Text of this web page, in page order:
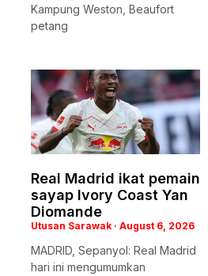
Kampung Weston, Beaufort
petang
Real Madrid ikat pemain
sayap Ivory Coast Yan
Diomande
Utusan Sarawak August 6, 2026
MADRID, Sepanyol: Real Madrid
hari ini mengumumkan